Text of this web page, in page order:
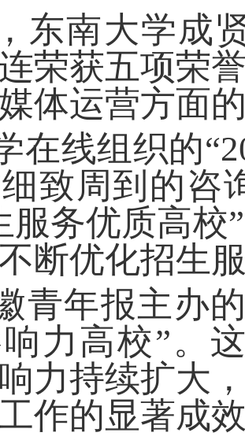
东南大学成
荣获五项荣
体运营方面
在线组织的
致周到的咨
服务优质高
断优化招生
青年报主办
力高校”。
力持续扩大
作的显著成